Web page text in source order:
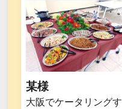
某様
大阪でケータリングす